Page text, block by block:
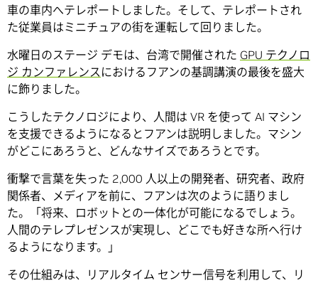
車の車内へテレポートしました。そして、テレポートされ
た従業員はミニチュアの街を運転して回りました。
水曜日のステージ デモは、台湾で開催された GPU テクノロ
ジ カンファレンス におけるフアンの基調講演の最後を盛大
に飾りました。
こうしたテクノロジにより、人間は VR を使って AI マシン
を支援できるようになるとフアンは説明しました。マシン
がどこにあろうと、どんなサイズであろうとです。
衝撃で言葉を失った 2,000 人以上の開発者、研究者、政府
関係者、メディアを前に、フアンは次のように語りまし
た。「将来、ロボットとの一体化が可能になるでしょう。
人間のテレプレゼンスが実現し、どこでも好きな所へ行け
るようになります。」
その仕組みは、リアルタイム センサー信号を利用して、リ